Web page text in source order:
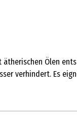
Ölen
verhindert. Es